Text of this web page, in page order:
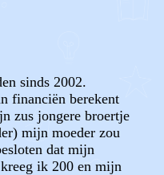
sinds 2002.
financiën berekent
zus jongere broertje
mijn moeder zou
dat mijn
ik 200 en mijn